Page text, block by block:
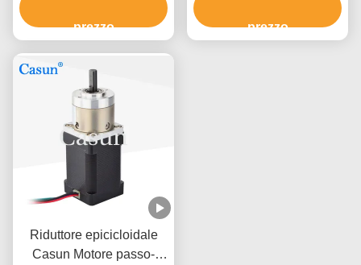
35x35x28.5mm
prezzo
passo a passo
prezzo
Riduttore epicicloidale
Casun Motore passo-